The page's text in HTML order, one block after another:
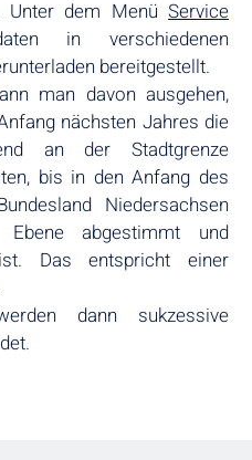
Unter dem Menü Service
in verschiedenen
bereitgestellt.
man davon ausgehen,
nächsten Jahres die
an der Stadtgrenze
bis in den Anfang des
Niedersachsen
abgestimmt und
Das entspricht einer
dann sukzessive